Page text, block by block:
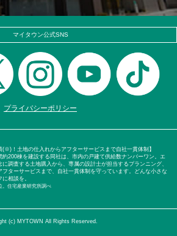
マイタウン公式SNS
プライバシーポリシー
(※)！土地の仕入れからアフターサービスまで自社一貫体制】
200棟を建設する同社は、市内の戸建て供給数ナンバーワン。エ
調査する土地購入から、専属の設計士が担当するプランニング、
ターサービスまで、自社一貫体制を守っています。どんな小さな
相談を。
。住宅産業研究所調べ
(c) MYTOWN All Rights Reserved.